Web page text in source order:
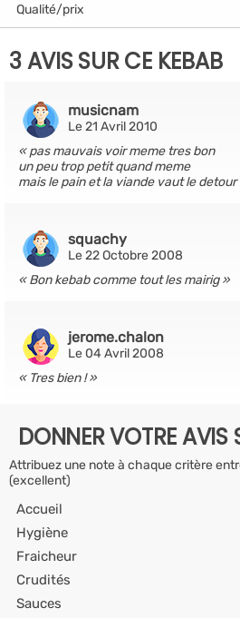
Qualité/prix
3 AVIS SUR CE KEBAB
musicnam
Le 21 Avril 2010
pas mauvais voir meme tres bon
un peu trop petit quand meme
mais le pain et la viande vaut le detour
squachy
Le 22 Octobre 2008
Bon kebab comme tout les mairig
jerome.chalon
Le 04 Avril 2008
Tres bien !
DONNER VOTRE AVIS
Attribuez une note à chaque critère
(excellent)
Accueil
Hygiène
Fraicheur
Crudités
Sauces